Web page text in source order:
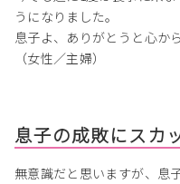
うになりました。
息子よ、ありがとうと心か
（女性／主婦）
息子の成敗にスカ
無意識だと思いますが、息